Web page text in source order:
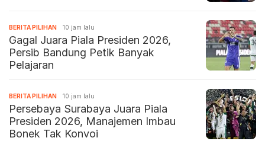
BERITA PILIHAN 10 jam lalu
Gagal Juara Piala Presiden 2026,
Persib Bandung Petik Banyak
Pelajaran
BERITA PILIHAN 10 jam lalu
Persebaya Surabaya Juara Piala
Presiden 2026, Manajemen Imbau
Bonek Tak Konvoi